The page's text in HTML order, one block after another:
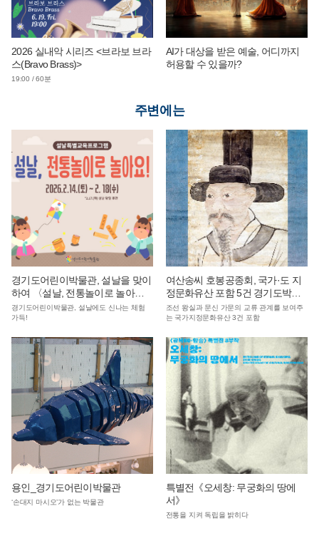
2026 실내악 시리즈 <브라보 브라
스(Bravo Brass)>
19:00 / 60분
AI가 대상을 받은 예술, 어디까지
허용할 수 있을까?
주변에는
경기도어린이박물관, 설날을 맞이
하여 〈설날, 전통놀이로 놀아
요!〉 체험프로그램 운영
경기도어린이박물관, 설날에도 신나는 체험
가득!
여산송씨 호봉공종회, 국가·도 지
정문화유산 포함 5건 경기도박물
관에 기증
조선 왕실과 문신 가문의 교류 관계를 보여주
는 국가지정문화유산 3건 포함
용인_경기도어린이박물관
‘손대지 마시오’가 없는 박물관
특별전《오세창: 무궁화의 땅에
서》
전통을 지켜 독립을 밝히다